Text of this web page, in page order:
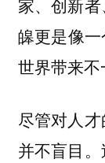
家、创新
皞更是像
世界带来不
尽管对人
并不盲目